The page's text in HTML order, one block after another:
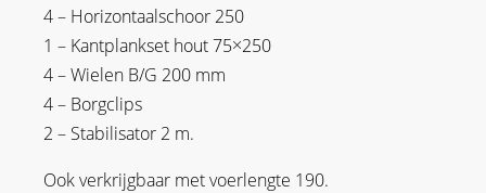
4 – Horizontaalschoor 250
1 – Kantplankset hout 75×250
4 – Wielen B/G 200 mm
4 – Borgclips
2 – Stabilisator 2 m.
Ook verkrijgbaar met voerlengte 190.